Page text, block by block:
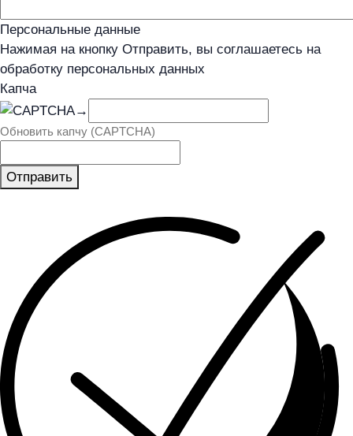
Персональные данные
Нажимая на кнопку Отправить, вы соглашаетесь на
обработку персональных данных
Капча
→
Обновить капчу (CAPTCHA)
Отправить